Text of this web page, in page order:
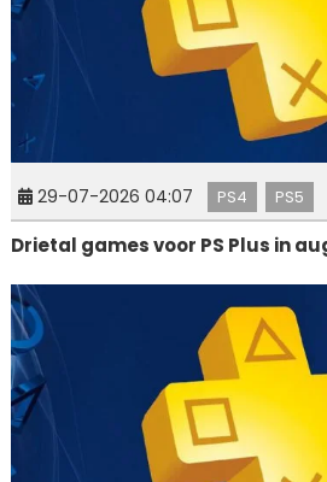
29-07-2026 04:07 PS4 PS5
Drietal games voor PS Plus in